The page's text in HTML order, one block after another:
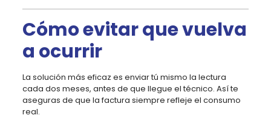
Cómo evitar que vuelva
a ocurrir
La solución más eficaz es enviar tú mismo la lectura
cada dos meses, antes de que llegue el técnico. Así te
aseguras de que la factura siempre refleje el consumo
real.